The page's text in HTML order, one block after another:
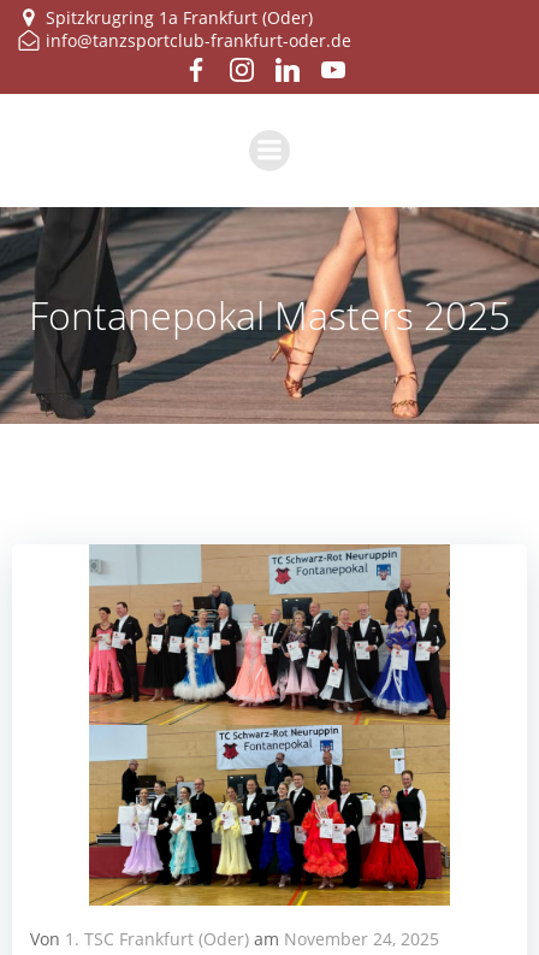
Zum
Inhalt
springen
Spitzkrugring 1a Frankfurt (Oder)
info@tanzsportclub-frankfurt-oder.de
Fontanepokal Masters 2025
Von 1. TSC Frankfurt (Oder) am November 24, 2025